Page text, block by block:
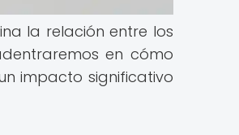
la relación entre los
en cómo
impacto significativo